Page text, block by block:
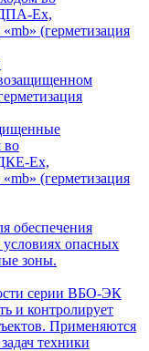
Ех,
(герметизация
во
Ех,
(герметизация
обеспечения
опасных
зоны.
серии ВБО-ЭК
и контролирует
Применяются
техники